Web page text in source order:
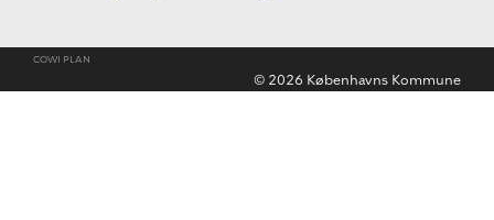
COWI PLAN
© 2026 Københavns Kommune